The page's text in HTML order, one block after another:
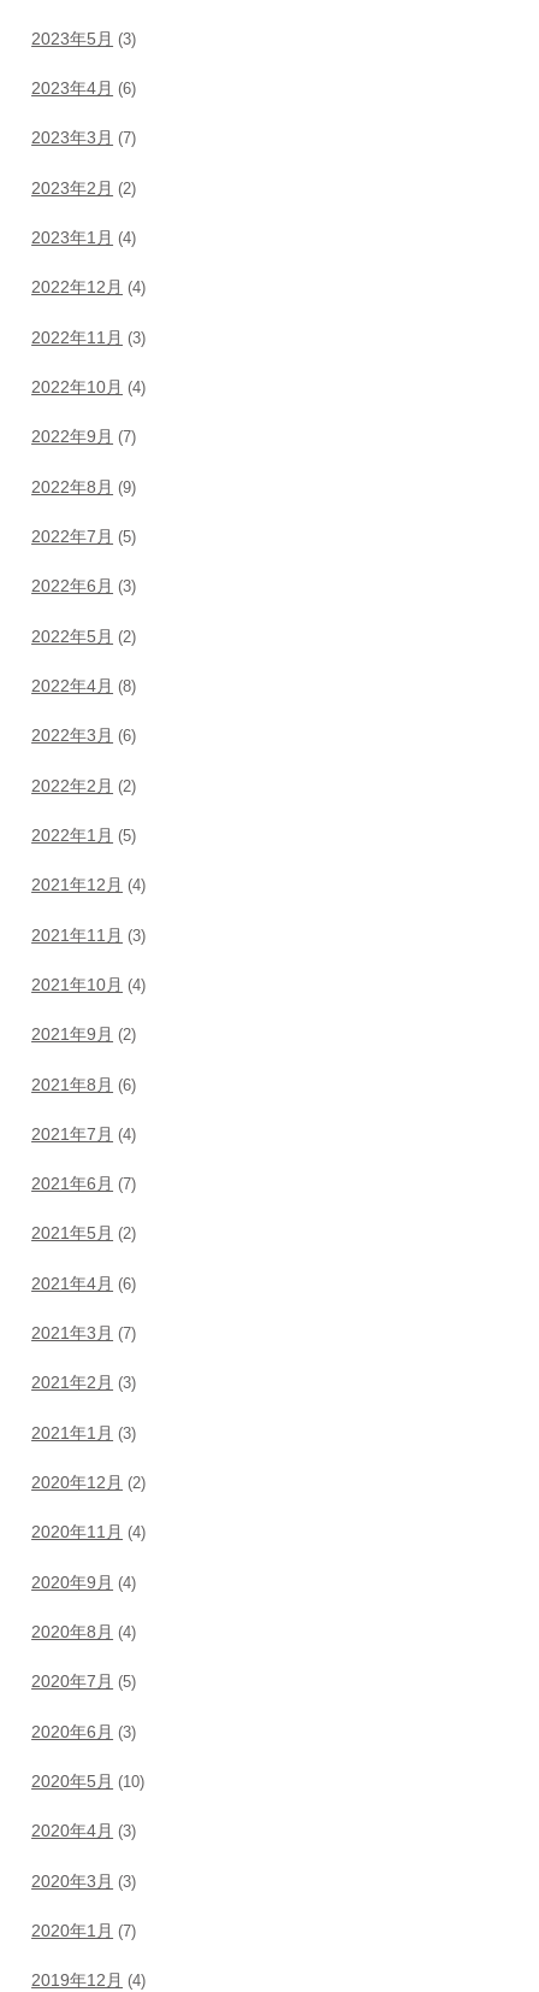
2023年5月 (3)
2023年4月 (6)
2023年3月 (7)
2023年2月 (2)
2023年1月 (4)
2022年12月 (4)
2022年11月 (3)
2022年10月 (4)
2022年9月 (7)
2022年8月 (9)
2022年7月 (5)
2022年6月 (3)
2022年5月 (2)
2022年4月 (8)
2022年3月 (6)
2022年2月 (2)
2022年1月 (5)
2021年12月 (4)
2021年11月 (3)
2021年10月 (4)
2021年9月 (2)
2021年8月 (6)
2021年7月 (4)
2021年6月 (7)
2021年5月 (2)
2021年4月 (6)
2021年3月 (7)
2021年2月 (3)
2021年1月 (3)
2020年12月 (2)
2020年11月 (4)
2020年9月 (4)
2020年8月 (4)
2020年7月 (5)
2020年6月 (3)
2020年5月 (10)
2020年4月 (3)
2020年3月 (3)
2020年1月 (7)
2019年12月 (4)